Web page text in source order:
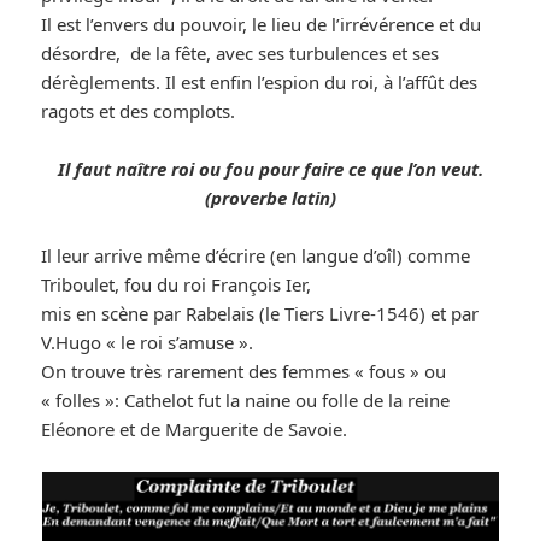
Il est l’envers du pouvoir, le lieu de l’irrévérence et du
désordre, de la fête, avec ses turbulences et ses
dérèglements. Il est enfin l’espion du roi, à l’affût des
ragots et des complots.
Il faut naître roi ou fou pour faire ce que l’on veut.
(proverbe latin)
Il leur arrive même d’écrire (en langue d’oîl) comme
Triboulet, fou du roi François Ier,
mis en scène par Rabelais (le Tiers Livre-1546) et par
V.Hugo « le roi s’amuse ».
On trouve très rarement des femmes « fous » ou
« folles »: Cathelot fut la naine ou folle de la reine
Eléonore et de Marguerite de Savoie.